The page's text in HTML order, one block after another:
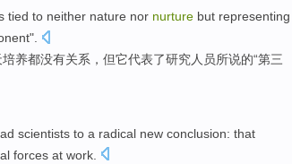
tied to neither nature nor nurture but representing
".
培养都没有关系， 但它代表了研究人员所说的“第三
scientists to a radical new conclusion: that
forces at work